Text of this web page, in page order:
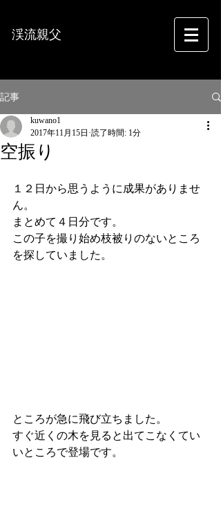
渓流親父
記事
空振り
kuwano1
2017年11月15日 読了時間: 1分
１２日から思うように成果がありませ
ん。
まとめて４日分です。
この子を撮り始め枝被りのないところ
を探していました。
ところが急に飛び立ちました。
すぐ近くの木を見ると出てこなくてい
いところで登場です。